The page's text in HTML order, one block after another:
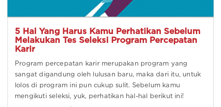
5 Hal Yang Harus Kamu Perhatikan Sebelum
Melakukan Tes Seleksi Program Percepatan
Karir
Program percepatan karir merupakan program yang
sangat digandung oleh lulusan baru, maka dari itu, untuk
lolos di program ini pun cukup sulit. Sebelum kamu
mengikuti seleksi, yuk, perhatikan hal-hal berikut ini!